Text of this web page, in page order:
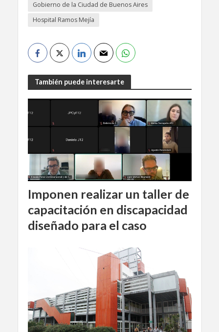
Gobierno de la Ciudad de Buenos Aires
Hospital Ramos Mejía
También puede interesarte
Imponen realizar un taller de
capacitación en discapacidad
diseñado para el caso